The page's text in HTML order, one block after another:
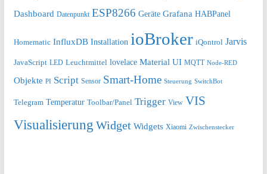
Dashboard Datenpunkt ESP8266 Geräte Grafana HABPanel
Homematic InfluxDB Installation ioBroker iQontrol Jarvis
JavaScript LED Leuchtmittel lovelace Material UI MQTT Node-RED
Objekte PI Script Sensor Smart-Home Steuerung SwitchBot
Telegram Temperatur Toolbar/Panel Trigger View VIS
Visualisierung Widget Widgets Xiaomi Zwischenstecker